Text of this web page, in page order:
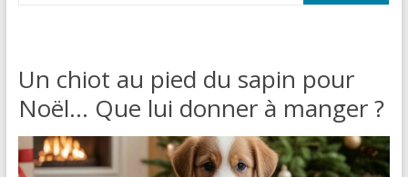
Un chiot au pied du sapin pour
Noël… Que lui donner à manger ?